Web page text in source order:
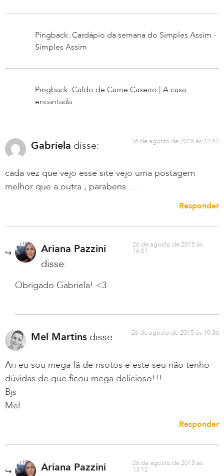
Pingback: Cardápio da semana do Simples Assim -
Simples Assim
Pingback: Caldo de Carne Caseiro | A casa
encantada
Gabriela disse: 26 de agosto de 2015 às 12:42
cada vez que vejo esse site vejo uma postagem
melhor que a outra , parabens …
Responder
Ariana Pazzini
disse:
26 de agosto de 2015 às
16:01
Obrigado Gabriela! <3
Mel Martins disse: 26 de agosto de 2015 às 10:36
Ari eu sou mega fã de risotos e este seu não tenho
dúvidas de que ficou mega delicioso!!!
Bjs
Mel
Responder
Ariana Pazzini
26 de agosto de 2015 às
13:12